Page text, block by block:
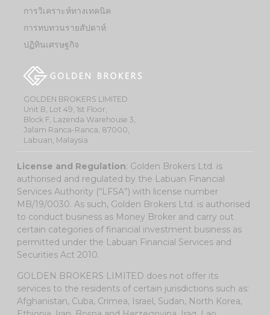
การวิเคราะห์ทางเทคนิค
การทบทวนรายสัปดาห์
ปฏิทินเศรษฐกิจ
GOLDEN BROKERS LIMITED
Unit B, Lot 49, 1st Floor,
Block F, Lazenda Warehouse 3,
Jalam Ranca-Ranca, 87000,
Labuan, Malaysia
License and Regulation: Golden Brokers Ltd. is
authorised and regulated by the Labuan Financial
Services Authority (“LFSA”) with license number
MB/19/0030. As such, Golden Brokers Ltd. is authorised
to conduct business as Money Broker and carry out
certain categories of financial investment business as
permitted under the Labuan Financial Services and
Securities Act 2010.
GOLDEN BROKERS LIMITED does not offer its
services to the residents of certain jurisdictions such as:
Afghanistan, Cuba, Crimea, Israel, Sudan, North Korea,